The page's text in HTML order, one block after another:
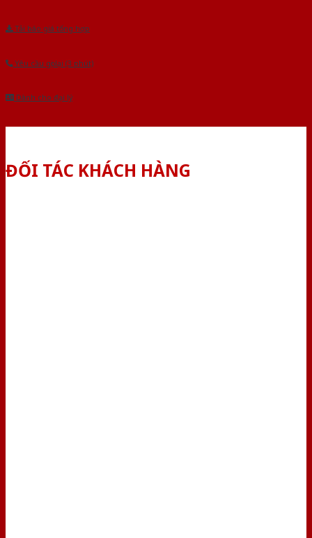
Tải báo giá tổng hợp
Yêu cầu gọi lại (3 phút)
Dành cho đại lý
ĐỐI TÁC KHÁCH HÀNG